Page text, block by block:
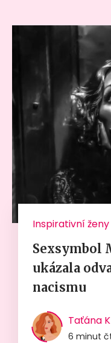
Inspirativní ženy
Sexsymbol
ukázala
nacismu
Taťána
6 minut